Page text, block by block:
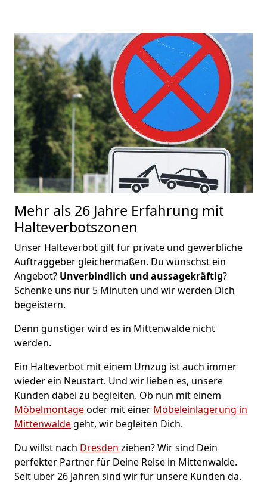
Mehr als 26 Jahre Erfahrung mit
Halteverbotszonen
Unser Halteverbot gilt für private und gewerbliche
Auftraggeber gleichermaßen. Du wünschst ein
Angebot? Unverbindlich und aussagekräftig?
Schenke uns nur 5 Minuten und wir werden Dich
begeistern.
Denn günstiger wird es in Mittenwalde nicht
werden.
Ein Halteverbot mit einem Umzug ist auch immer
wieder ein Neustart. Und wir lieben es, unsere
Kunden dabei zu begleiten. Ob nun mit einem
Möbelmontageoder mit einer Möbeleinlagerung in
Mittenwaldegeht, wir begleiten Dich.
Du willst nach Dresden ziehen? Wir sind Dein
perfekter Partner für Deine Reise in Mittenwalde.
Seit über 26 Jahren sind wir für unsere Kunden da.